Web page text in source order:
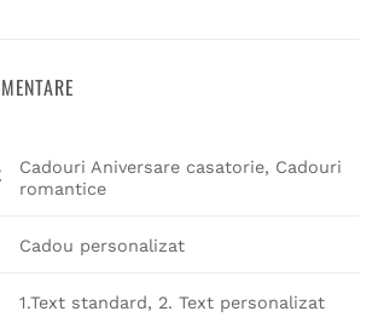
Cadouri Aniversare casatorie, Cadouri
romantice
Cadou personalizat
1.Text standard, 2. Text personalizat